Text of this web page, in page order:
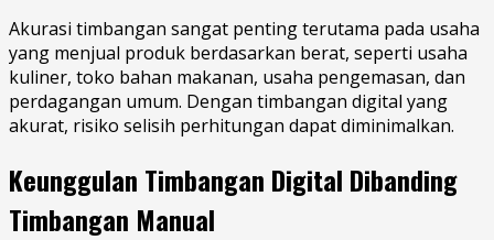
Akurasi timbangan sangat penting terutama pada usaha
yang menjual produk berdasarkan berat, seperti usaha
kuliner, toko bahan makanan, usaha pengemasan, dan
perdagangan umum. Dengan timbangan digital yang
akurat, risiko selisih perhitungan dapat diminimalkan.
Keunggulan Timbangan Digital Dibanding
Timbangan Manual